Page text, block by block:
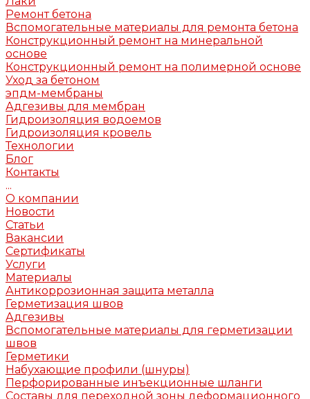
Ремонт бетона
Вспомогательные материалы для ремонта бетона
Конструкционный ремонт на минеральной
основе
Конструкционный ремонт на полимерной основе
Уход за бетоном
эпдм-мембраны
Адгезивы для мембран
Гидроизоляция водоемов
Гидроизоляция кровель
Технологии
Блог
Контакты
...
О компании
Новости
Статьи
Вакансии
Сертификаты
Услуги
Материалы
Антикоррозионная защита металла
Герметизация швов
Адгезивы
Вспомогательные материалы для герметизации
швов
Герметики
Набухающие профили (шнуры)
Перфорированные инъекционные шланги
Составы для переходной зоны деформационного